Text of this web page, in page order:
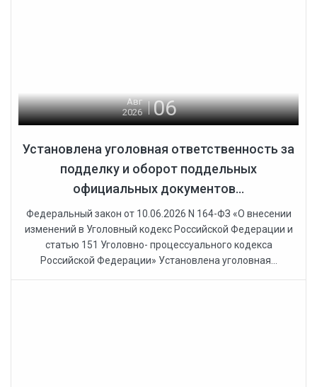
Авг
2026
06
Установлена уголовная ответственность за
подделку и оборот поддельных
официальных документов...
Федеральный закон от 10.06.2026 N 164-ФЗ «О внесении
изменений в Уголовный кодекс Российской Федерации и
статью 151 Уголовно- процессуального кодекса
Российской Федерации» Установлена уголовная...